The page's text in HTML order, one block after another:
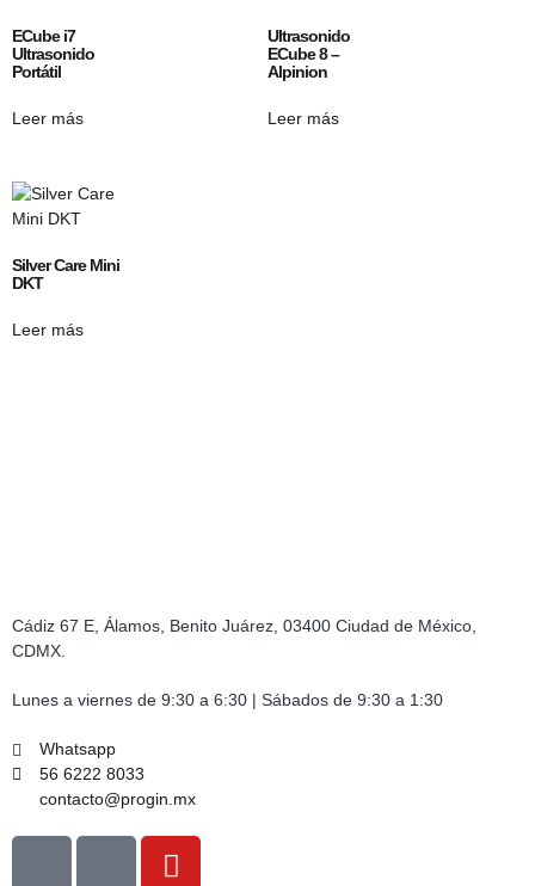
ECube i7
Ultrasonido
Portátil
Leer más
Ultrasonido
ECube 8 –
Alpinion
Leer más
Silver Care Mini
DKT
Leer más
Cádiz 67 E, Álamos, Benito Juárez, 03400 Ciudad de México,
CDMX.
Lunes a viernes de 9:30 a 6:30 | Sábados de 9:30 a 1:30
Whatsapp
56 6222 8033
contacto@progin.mx